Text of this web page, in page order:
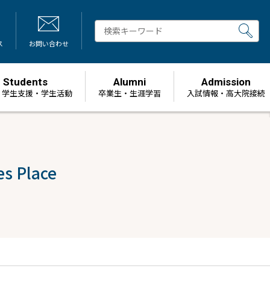
お問い合わせ
Students
生支援・学生活動
Alumni
卒業生・生涯学習
Admission
⼊試情報・高大院接続
Place